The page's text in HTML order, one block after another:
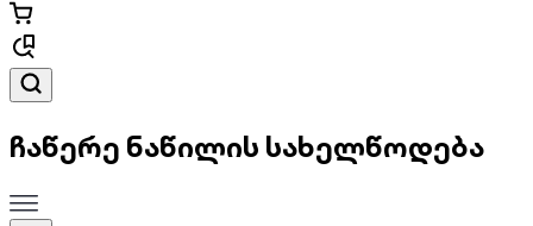
ჩაწერე ნაწილის სახელწოდება